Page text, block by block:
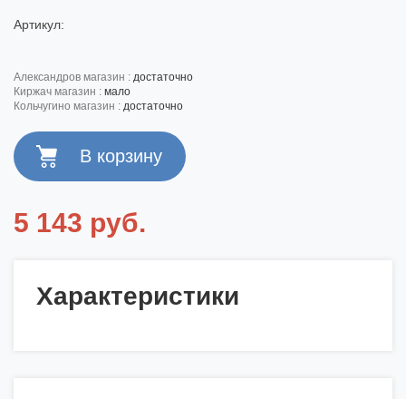
Артикул:
александров магазин : достаточно
киржач магазин : мало
кольчугино магазин : достаточно
5 143 руб.
Характеристики